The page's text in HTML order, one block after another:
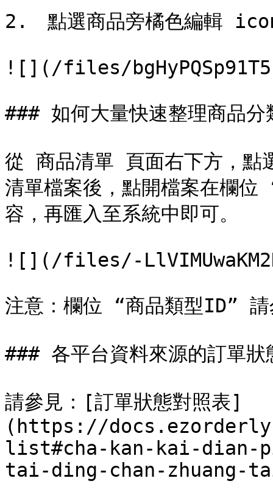
2.　點選商品旁橘色編輯
![](/files/
### 如何大量快速整理商品分
從 商品清單 頁面右下方，點
清單檔案後，點開檔案在欄
容，再匯入至系統中即可。
![](/files/-
注意：欄位 “商品類型ID” 請
### 各平台資料來源的訂單狀
請參見：[訂單狀態對照表]
(https://
list#cha-kan-kai-dian-
tai-ding-chan-zhuang-